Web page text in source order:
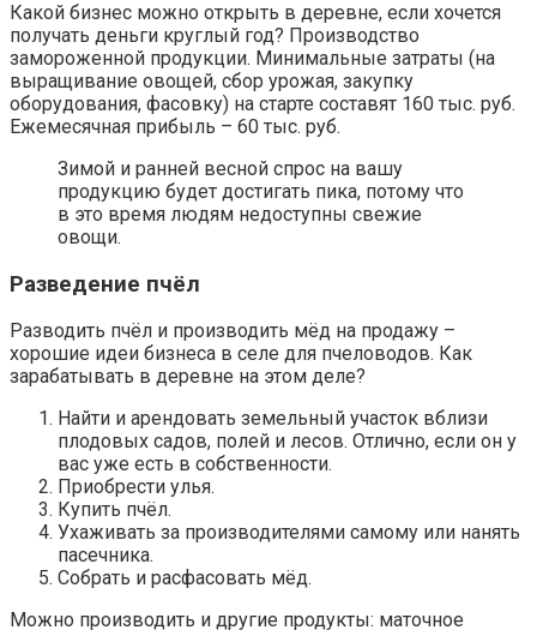
Какой бизнес можно открыть в деревне, если хочется
получать деньги круглый год? Производство
замороженной продукции. Минимальные затраты (на
выращивание овощей, сбор урожая, закупку
оборудования, фасовку) на старте составят 160 тыс. руб.
Ежемесячная прибыль – 60 тыс. руб.
Зимой и ранней весной спрос на вашу
продукцию будет достигать пика, потому что
в это время людям недоступны свежие
овощи.
Разведение пчёл
Разводить пчёл и производить мёд на продажу –
хорошие идеи бизнеса в селе для пчеловодов. Как
зарабатывать в деревне на этом деле?
Найти и арендовать земельный участок вблизи
плодовых садов, полей и лесов. Отлично, если он у
вас уже есть в собственности.
Приобрести улья.
Купить пчёл.
Ухаживать за производителями самому или нанять
пасечника.
Собрать и расфасовать мёд.
Можно производить и другие продукты: маточное